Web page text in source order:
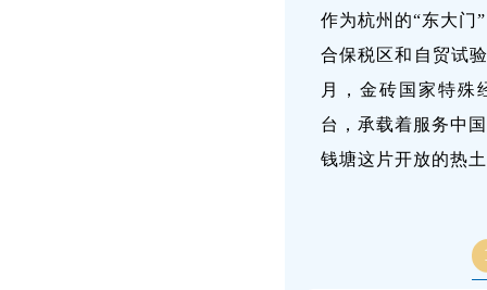
作为杭州的“东大门
合保税区和自贸试
月，金砖国家特殊
台，承载着服务中
钱塘这片开放的热